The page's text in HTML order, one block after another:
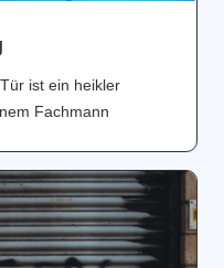
ist ein heikler
Fachmann